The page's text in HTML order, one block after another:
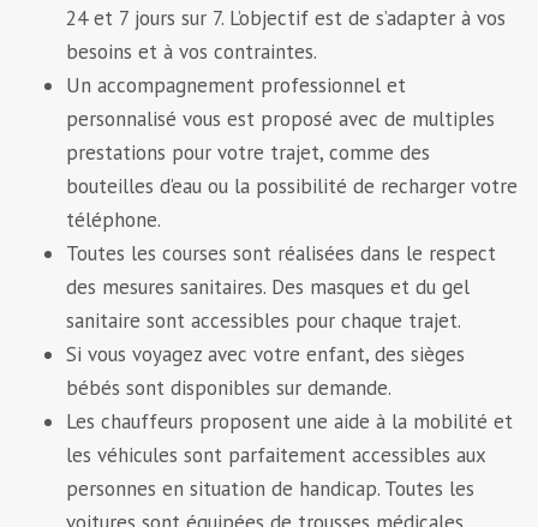
24 et 7 jours sur 7. L’objectif est de s’adapter à vos
besoins et à vos contraintes.
Un accompagnement professionnel et
personnalisé vous est proposé avec de multiples
prestations pour votre trajet, comme des
bouteilles d’eau ou la possibilité de recharger votre
téléphone.
Toutes les courses sont réalisées dans le respect
des mesures sanitaires. Des masques et du gel
sanitaire sont accessibles pour chaque trajet.
Si vous voyagez avec votre enfant, des sièges
bébés sont disponibles sur demande.
Les chauffeurs proposent une aide à la mobilité et
les véhicules sont parfaitement accessibles aux
personnes en situation de handicap. Toutes les